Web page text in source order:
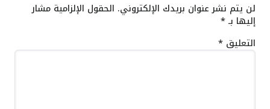
لن يتم نشر عنوان بريدك الإلكتروني. الحقول الإلزامية مشار
إليها بـ*
التعليق *